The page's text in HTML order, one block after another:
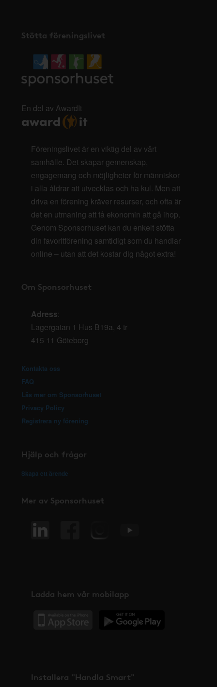
Stötta föreningslivet
En del av AwardIt
Föreningslivet är en viktig del av vårt
samhälle. Det skapar gemenskap,
engagemang och möjligheter för människor
i alla åldrar att utvecklas och ha kul. Men att
driva en förening kräver resurser, och ofta är
det en utmaning att få ekonomin att gå ihop.
Genom Sponsorhuset kan du enkelt stötta
din favoritförening samtidigt som du handlar
online – utan att det kostar dig något extra!
Om Sponsorhuset
Adress:
Lagergatan 1 Hus B19a, 4 tr
415 11 Göteborg
Kontakta oss
FAQ
Läs mer om Sponsorhuset
Privacy Policy
Registrera ny förening
Hjälp och frågor
Skapa ett ärende
Mer av Sponsorhuset
Ladda hem vår mobilapp
Installera "Handla Smart"